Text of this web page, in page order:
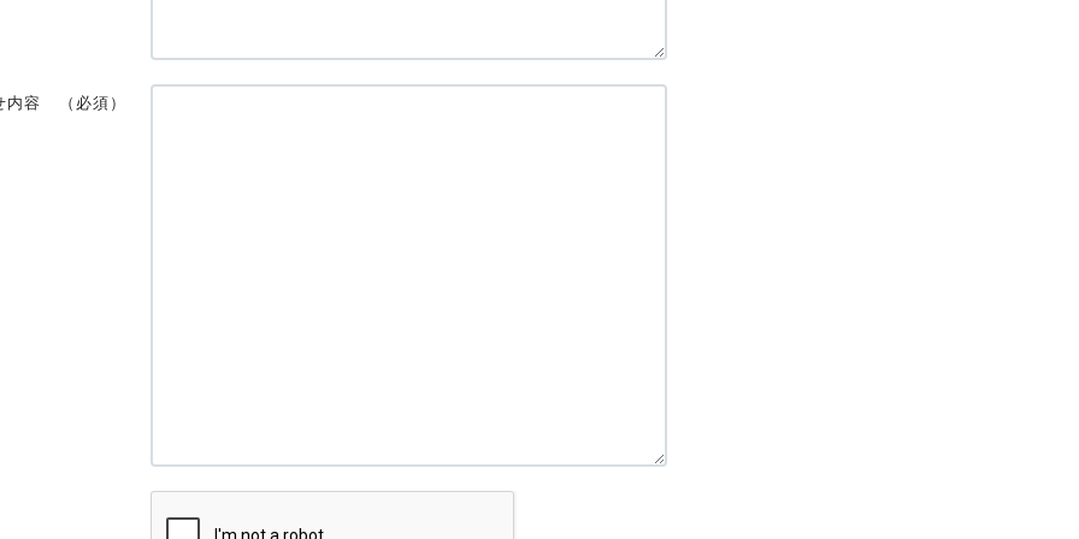
内容 （必須）